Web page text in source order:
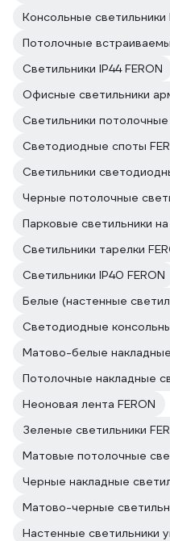
Консольные светильники
Потолочные
Светильники IP44 FERON
Офисные светильники
Светильники потолочные
Светодиодные споты
Светильники
Черные потолочные
Парковые светильники на
Светильники тарелки
Светильники IP40 FERON
Белые (настенные
Матово-белые накладные
Потолочные накладные
Неоновая лента FERON
Зеленые светильники
Матовые потолочные
Черные накладные
Матово-черные
Настенные светильники